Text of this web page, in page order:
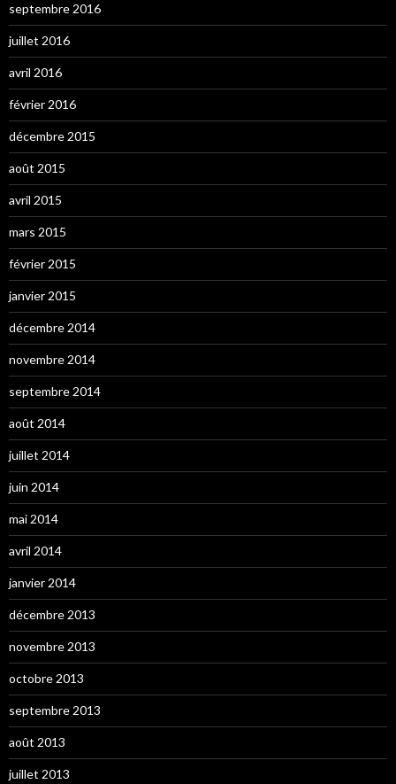
septembre 2016
juillet 2016
avril 2016
février 2016
décembre 2015
août 2015
avril 2015
mars 2015
février 2015
janvier 2015
décembre 2014
novembre 2014
septembre 2014
août 2014
juillet 2014
juin 2014
mai 2014
avril 2014
janvier 2014
décembre 2013
novembre 2013
octobre 2013
septembre 2013
août 2013
juillet 2013